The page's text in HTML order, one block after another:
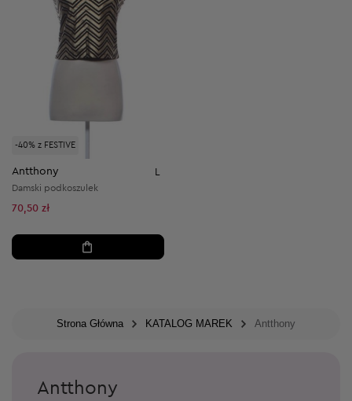
-40% z FESTIVE
Antthony
Damski podkoszulek
70,50 zł
Strona Główna KATALOG MAREK Antthony
Antthony